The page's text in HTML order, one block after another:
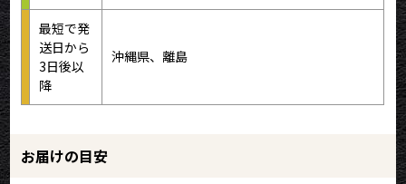
最短で発
送日から
3日後以
降
沖縄県、離島
お届けの目安